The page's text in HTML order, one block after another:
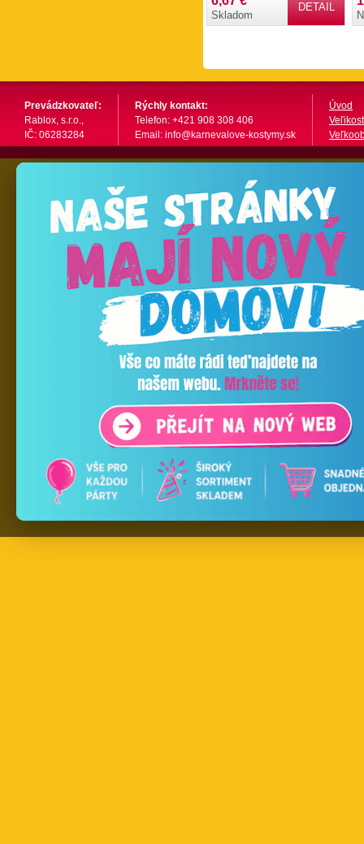
DETAIL
Skladom
Prevádzkovateľ:
Rablox, s.r.o.,
IČ: 06283284
Rýchly kontakt:
Telefon: +421 908 308 406
Email: info@karnevalove-kostymy.sk
Úvod